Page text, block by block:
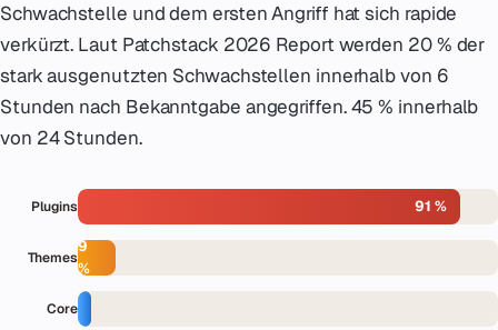
Schwachstelle und dem ersten Angriff hat sich rapide
verkürzt. Laut Patchstack 2026 Report werden 20 % der
stark ausgenutzten Schwachstellen innerhalb von 6
Stunden nach Bekanntgabe angegriffen. 45 % innerhalb
von 24 Stunden.
Plugins 91 %
Themes
9
%
Core
6